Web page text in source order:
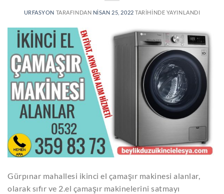
URFASYON TARAFINDAN NISAN 25, 2022 TARIHINDE YAYINLANDI
Gürpınar mahallesi ikinci el çamaşır makinesi alanlar,
olarak sıfır ve 2.el çamaşır makinelerini satmayı